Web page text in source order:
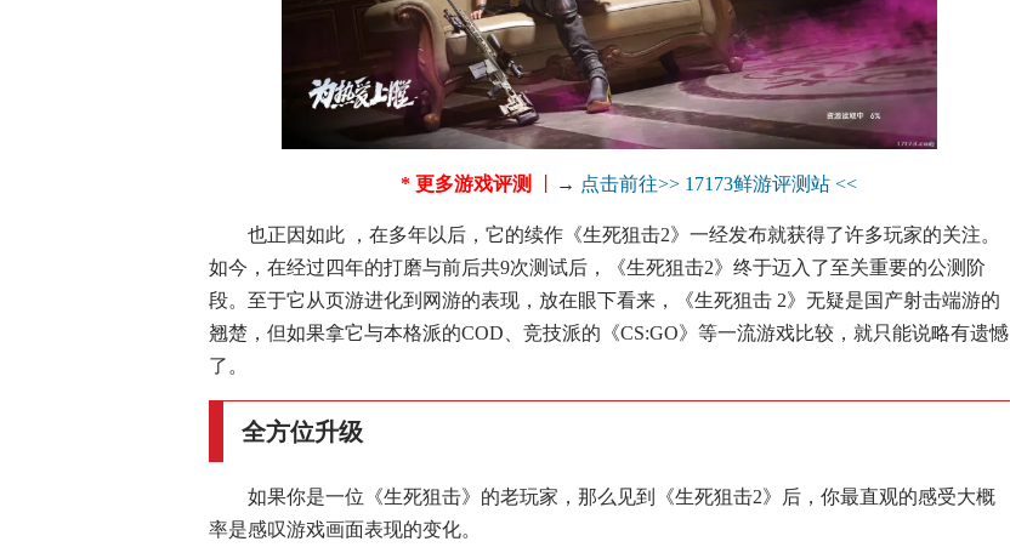
* 更多游戏评测 → 点击前往>> 17173鲜游评测站 <<
也正因如此 ，在多年以后，它的续作《生死狙击2》一经发布就获得了许多玩家的关注。
如今，在经过四年的打磨与前后共9次测试后，《生死狙击2》终于迈入了至关重要的公测阶
段。至于它从页游进化到网游的表现，放在眼下看来，《生死狙击 2》无疑是国产射击端游的
翘楚，但如果拿它与本格派的COD、竞技派的《CS:GO》等一流游戏比较，就只能说略有遗憾
了。
全方位升级
如果你是一位《生死狙击》的老玩家，那么见到《生死狙击2》后，你最直观的感受大概
率是感叹游戏画面表现的变化。